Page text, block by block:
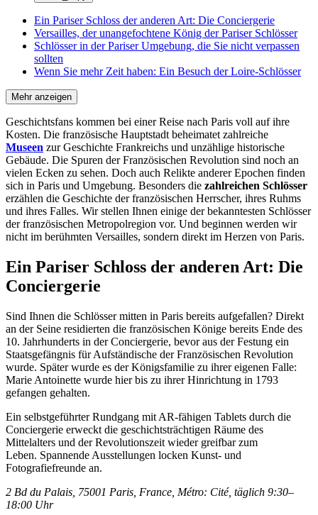
Ein Pariser Schloss der anderen Art: Die Conciergerie
Versailles, der unangefochtene König der Pariser Schlösser
Schlösser in der Pariser Umgebung, die Sie nicht verpassen
sollten
Wenn Sie mehr Zeit haben: Ein Besuch der Loire-Schlösser
Mehr anzeigen
Geschichtsfans kommen bei einer Reise nach Paris voll auf ihre
Kosten. Die französische Hauptstadt beheimatet zahlreiche
Museen zur Geschichte Frankreichs und unzählige historische
Gebäude. Die Spuren der Französischen Revolution sind noch an
vielen Ecken zu sehen. Doch auch Relikte anderer Epochen finden
sich in Paris und Umgebung. Besonders die zahlreichen Schlösser
erzählen die Geschichte der französischen Herrscher, ihres Ruhms
und ihres Falles. Wir stellen Ihnen einige der bekanntesten Schlösser
der französischen Metropolregion vor. Und beginnen werden wir
nicht im berühmten Versailles, sondern direkt im Herzen von Paris.
Ein Pariser Schloss der anderen Art: Die
Conciergerie
Sind Ihnen die Schlösser mitten in Paris bereits aufgefallen? Direkt
an der Seine residierten die französischen Könige bereits Ende des
10. Jahrhunderts in der Conciergerie, bevor aus der Festung ein
Staatsgefängnis für Aufständische der Französischen Revolution
wurde. Später wurde es der Königsfamilie zu ihrer eigenen Falle:
Marie Antoinette wurde hier bis zu ihrer Hinrichtung in 1793
gefangen gehalten.
Ein selbstgeführter Rundgang mit AR-fähigen Tablets durch die
Conciergerie erweckt die geschichtsträchtigen Räume des
Mittelalters und der Revolutionszeit wieder greifbar zum
Leben. Spannende Ausstellungen locken Kunst- und
Fotografiefreunde an.
2 Bd du Palais, 75001 Paris, France, Métro: Cité, täglich 9:30–
18:00 Uhr